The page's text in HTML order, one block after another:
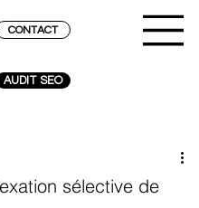
AUDIT SEO
CONTACT
sélective de